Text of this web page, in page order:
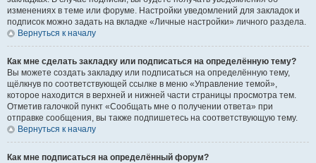
изменениях в теме или форуме. Настройки уведомлений для закладок и
подписок можно задать на вкладке «Личные настройки» личного раздела.
Вернуться к началу
Как мне сделать закладку или подписаться на определённую тему?
Вы можете создать закладку или подписаться на определённую тему,
щёлкнув по соответствующей ссылке в меню «Управление темой»,
которое находится в верхней и нижней части страницы просмотра тем.
Отметив галочкой пункт «Сообщать мне о получении ответа» при
отправке сообщения, вы также подпишетесь на соответствующую тему.
Вернуться к началу
Как мне подписаться на определённый форум?